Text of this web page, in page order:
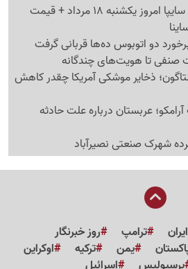
آخرین قیمت محصولات سایپا امروز یکشنبه 18 مرداد + قیمت
دو اتوبوس ده‌ها قربانی گرفت
صنفی تا هویت‌های چندگانه
ذخایر موشکی آمریکا چقدر کاهش
عربستان درباره علت حادثه
شهرک صنعتی نصیرآباد
ایران ترامپ
روز خبرنگار
یمن ترکیه
اوکراین